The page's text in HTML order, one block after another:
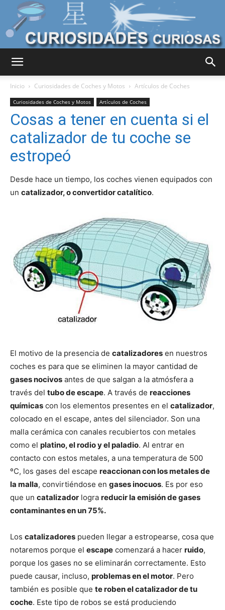
Curiosas
Inicio Curiosidades de Coches y Motos Artículos de Coches
Curiosidades de Coches y Motos Artículos de Coches
Cosas a tener en cuenta si el
catalizador de tu coche se
estropeó
Desde hace un tiempo, los coches vienen equipados con
un catalizador, o convertidor catalítico.
El motivo de la presencia de catalizadores en nuestros
coches es para que se eliminen la mayor cantidad de
gases nocivos antes de que salgan a la atmósfera a
través del tubo de escape. A través de reacciones
químicas con los elementos presentes en el catalizador,
colocado en el escape, antes del silenciador. Son una
malla cerámica con canales recubiertos con metales
como el platino, el rodio y el paladio. Al entrar en
contacto con estos metales, a una temperatura de 500
ºC, los gases del escape reaccionan con los metales de
la malla, convirtiéndose en gases inocuos. Es por eso
que un catalizador logra reducir la emisión de gases
contaminantes en un 75%.
Los catalizadores pueden llegar a estropearse, cosa que
notaremos porque el escape comenzará a hacer ruido,
porque los gases no se eliminarán correctamente. Esto
puede causar, incluso, problemas en el motor. Pero
también es posible que te roben el catalizador de tu
coche. Este tipo de robos se está produciendo